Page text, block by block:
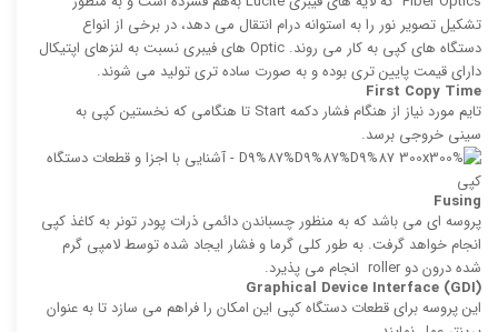
تشكیل تصویر نور را به استوانه درام انتقال می دهد، در برخی از انواع
دستگاه های کپی به کار می روند. Optic های فیبری نسبت به لنزهای اپتیكال
دارای قیمت پایین تری بوده و به صورت ساده ‌تری تولید می‌ شوند.
First Copy Time
تایم مورد نیاز از هنگام فشار دكمه Start تا هنگامی كه نخستین كپی به
سینی خروجی برسد.
Fusing
پروسه ‌ای می باشد كه به منظور چسباندن دائمی ذرات پودر تونر به كاغذ كپی
انجام خواهد گرفت. به طور کلی گرما و فشار ایجاد شده توسط لامپی گرم‌
شده درون دو roller انجام می پذیرد.
(
Graphical Device Interface (GDI
این پروسه برای قطعات دستگاه كپی این امكان را فراهم می سازد تا به عنوان